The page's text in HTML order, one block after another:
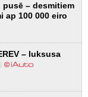
– desmitiem
ap 100 000 eiro
– luksusa